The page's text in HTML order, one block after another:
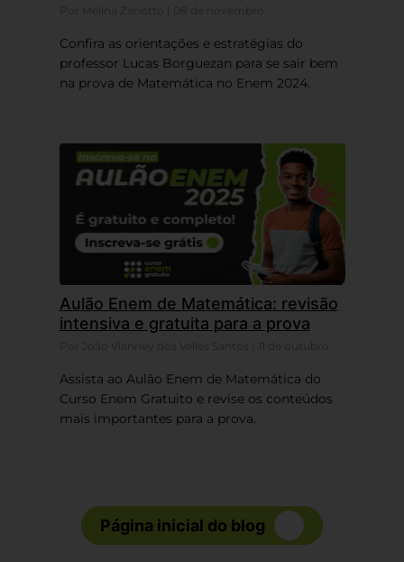
Confira as orientações e estratégias do
professor Lucas Borguezan para se sair bem
na prova de Matemática no Enem 2024.
Aulão Enem de Matemática: revisão
intensiva e gratuita para a prova
Assista ao Aulão Enem de Matemática do
Curso Enem Gratuito e revise os conteúdos
mais importantes para a prova.
Página inicial do blog